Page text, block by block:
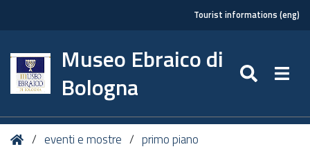
Tourist informations (eng)
Museo Ebraico di
Bologna
Tu Homeeventi e mostre primo piano